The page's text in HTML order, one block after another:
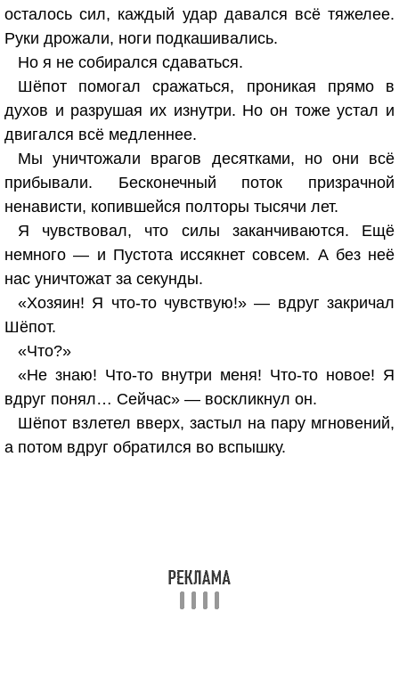
осталось сил, каждый удар давался всё тяжелее.
Руки дрожали, ноги подкашивались.
Но я не собирался сдаваться.
Шёпот помогал сражаться, проникая прямо в
духов и разрушая их изнутри. Но он тоже устал и
двигался всё медленнее.
Мы уничтожали врагов десятками, но они всё
прибывали. Бесконечный поток призрачной
ненависти, копившейся полторы тысячи лет.
Я чувствовал, что силы заканчиваются. Ещё
немного — и Пустота иссякнет совсем. А без неё
нас уничтожат за секунды.
«Хозяин! Я что-то чувствую!» — вдруг закричал
Шёпот.
«Что?»
«Не знаю! Что-то внутри меня! Что-то новое! Я
вдруг понял… Сейчас» — воскликнул он.
Шёпот взлетел вверх, застыл на пару мгновений,
а потом вдруг обратился во вспышку.